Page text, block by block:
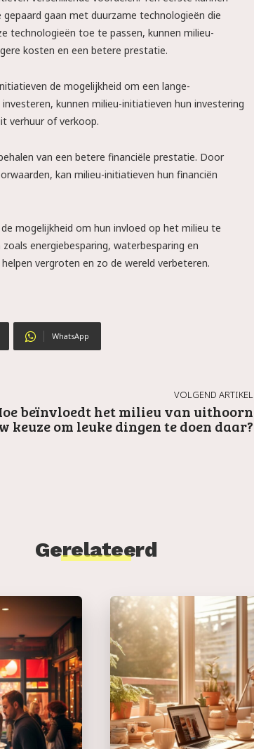
gaan met duurzame technologieën die
technologieën toe te passen, kunnen milieu-
kosten en een betere prestatie.
de mogelijkheid om een lange-
kunnen milieu-initiatieven hun investering
verhuur of verkoop.
van een betere financiële prestatie. Door
kan milieu-initiatieven hun financiën
mogelijkheid om hun invloed op het milieu te
energiebesparing, waterbesparing en
vergroten en zo de wereld verbeteren.
WhatsApp
VOLGEND ARTIKEL
beïnvloedt het milieu van uithoorn
keuze om leuke dingen te doen daar?
Gerelateerd